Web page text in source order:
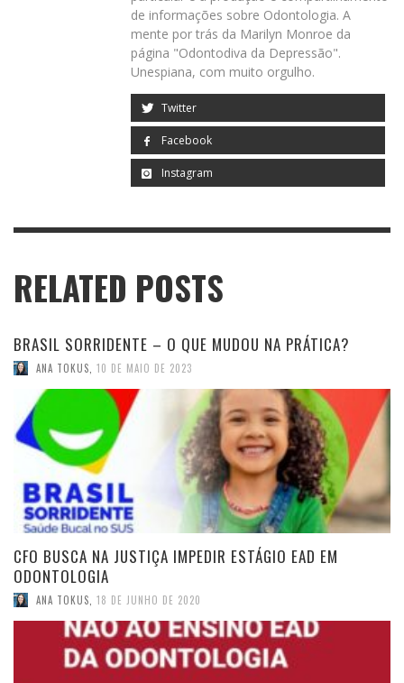
de informações sobre Odontologia. A
mente por trás da Marilyn Monroe da
página "Odontodiva da Depressão".
Unespiana, com muito orgulho.
Twitter
Facebook
Instagram
RELATED POSTS
BRASIL SORRIDENTE – O QUE MUDOU NA PRÁTICA?
ANA TOKUS 10 DE MAIO DE 2023
CFO BUSCA NA JUSTIÇA IMPEDIR ESTÁGIO EAD EM
ODONTOLOGIA
ANA TOKUS 18 DE JUNHO DE 2020